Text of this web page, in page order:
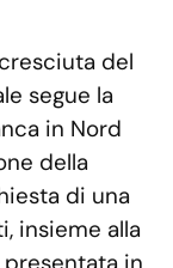
del
segue la
in Nord
della
di una
insieme alla